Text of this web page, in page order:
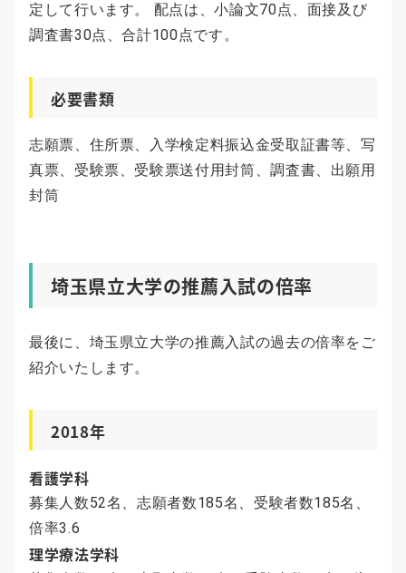
定して行います。 配点は、小論文70点、面接及び
調査書30点、合計100点です。
必要書類
志願票、住所票、入学検定料振込金受取証書等、写
真票、受験票、受験票送付用封筒、調査書、出願用
封筒
埼玉県立大学の推薦入試の倍率
最後に、埼玉県立大学の推薦入試の過去の倍率をご
紹介いたします。
2018年
看護学科
募集人数52名、志願者数185名、受験者数185名、
倍率3.6
理学療法学科